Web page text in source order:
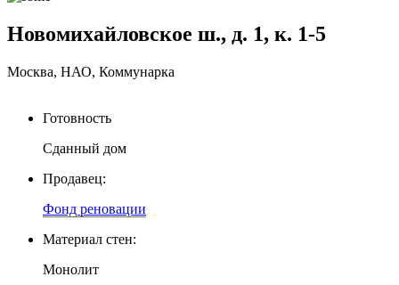
Новомихайловское ш., д. 1, к. 1-5
Москва, НАО, Коммунарка
Готовность
Сданный дом
Продавец:
Фонд реновации
Материал стен:
Монолит